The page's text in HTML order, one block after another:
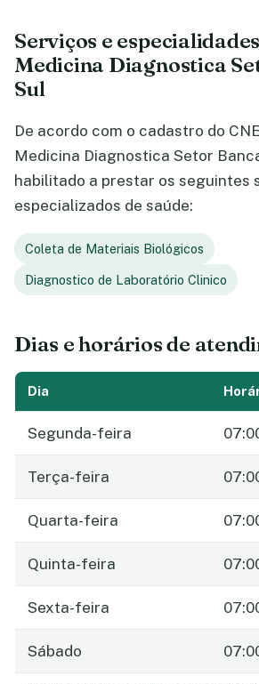
Serviços e
Medicina Diagnostica
Sul
De acordo com o cadastro do
Medicina Diagnostica Setor
habilitado a prestar os seguintes
especializados de saúde:
Coleta de Materiais Biológicos
Diagnostico de Laboratório Clinico
Dias e horários de
Dia
Segunda-feira
Terça-feira
Quarta-feira
Quinta-feira
Sexta-feira
Sábado